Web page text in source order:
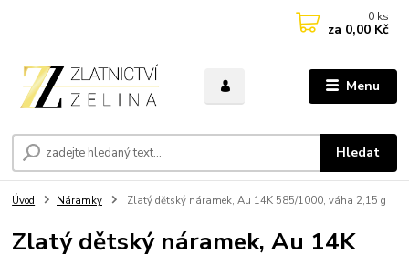
Menu
Hledat
0 ks
za 0,00 Kč
Úvod Náramky Zlatý dětský náramek, Au 14K 585/1000, váha 2,15 g
Zlatý dětský náramek, Au 14K